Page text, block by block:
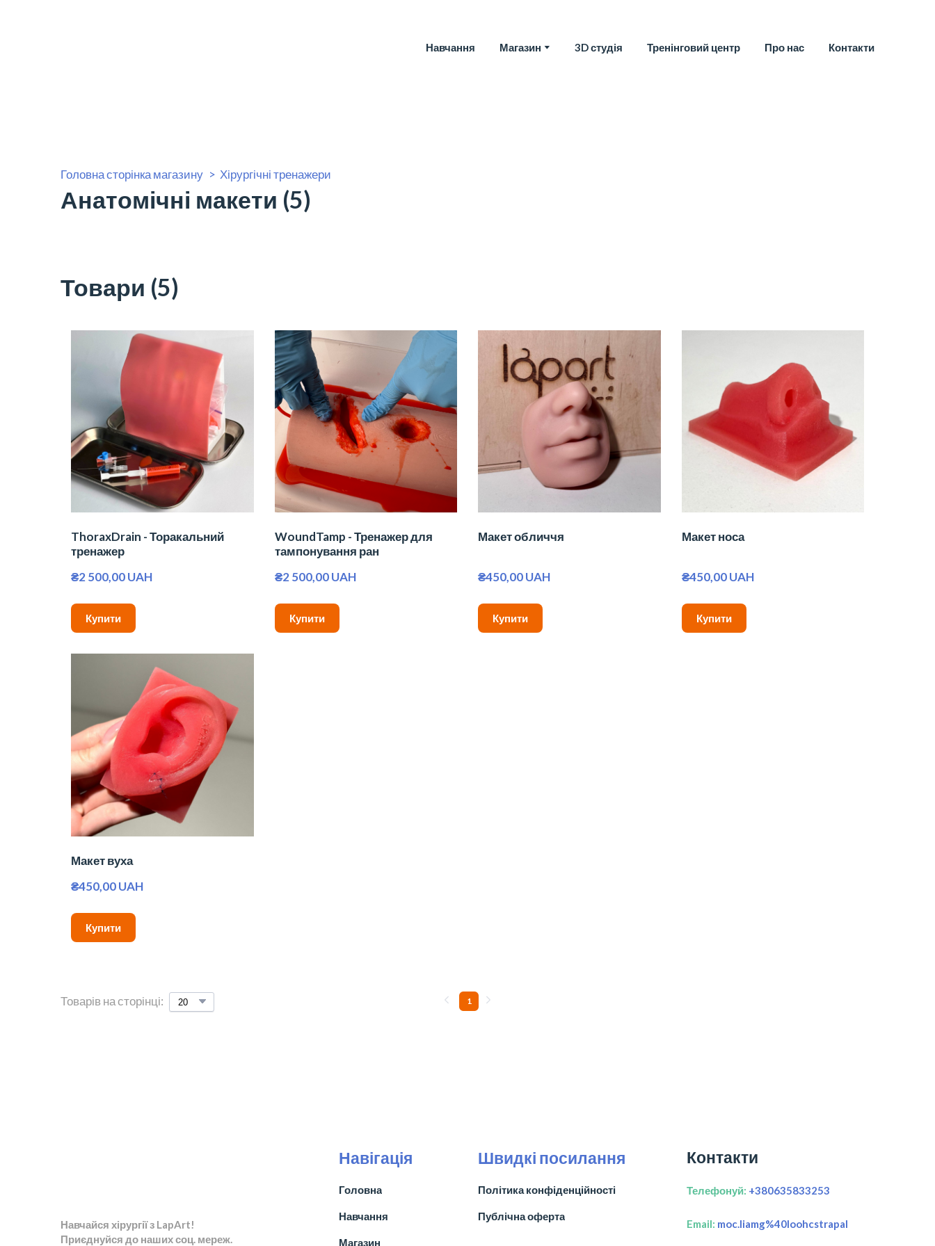
Навчання Магазин 3D студія Тренінговий центр Про нас Контакти
Головна сторінка магазину Хірургічні тренажери
Анатомічні макети (5)
Товари (5)
ThoraxDrain - Торакальний
тренажер
₴2 500,00 UAH
Купити
WoundTamp - Тренажер для
тампонування ран
₴2 500,00 UAH
Купити
Макет обличчя
₴450,00 UAH
Купити
Макет носа
₴450,00 UAH
Купити
Макет вуха
₴450,00 UAH
Купити
Товарів на сторінці: 1
Навчайся хірургії з LapArt!
Приєднуйся до наших соц. мереж.
Навігація
Головна
Навчання
Магазин
Швидкі посилання
Політика конфіденційності
Публічна оферта
Контакти
Телефонуй: +380635833253
Email: moc.liamg%40loohcstrapal